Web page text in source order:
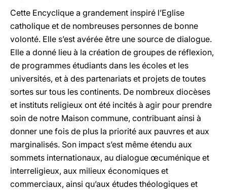
Cette Encyclique a grandement inspiré l’Eglise
catholique et de nombreuses personnes de bonne
volonté. Elle s’est avérée être une source de dialogue.
Elle a donné lieu à la création de groupes de réflexion,
de programmes étudiants dans les écoles et les
universités, et à des partenariats et projets de toutes
sortes sur tous les continents. De nombreux diocèses
et instituts religieux ont été incités à agir pour prendre
soin de notre Maison commune, contribuant ainsi à
donner une fois de plus la priorité aux pauvres et aux
marginalisés. Son impact s’est même étendu aux
sommets internationaux, au dialogue œcuménique et
interreligieux, aux milieux économiques et
commerciaux, ainsi qu’aux études théologiques et